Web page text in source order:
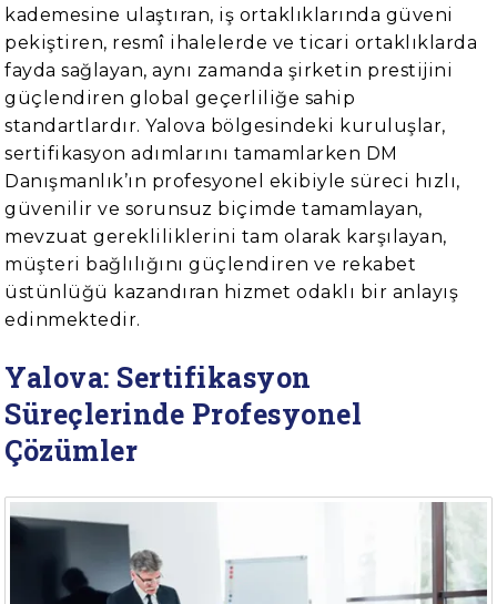
kademesine ulaştıran, iş ortaklıklarında güveni
pekiştiren, resmî ihalelerde ve ticari ortaklıklarda
fayda sağlayan, aynı zamanda şirketin prestijini
güçlendiren global geçerliliğe sahip
standartlardır. Yalova bölgesindeki kuruluşlar,
sertifikasyon adımlarını tamamlarken DM
Danışmanlık’ın profesyonel ekibiyle süreci hızlı,
güvenilir ve sorunsuz biçimde tamamlayan,
mevzuat gerekliliklerini tam olarak karşılayan,
müşteri bağlılığını güçlendiren ve rekabet
üstünlüğü kazandıran hizmet odaklı bir anlayış
edinmektedir.
Yalova: Sertifikasyon
Süreçlerinde Profesyonel
Çözümler